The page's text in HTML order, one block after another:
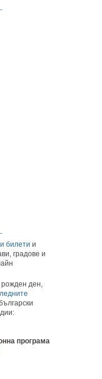
билети и
градове и
рожден ден,
програма